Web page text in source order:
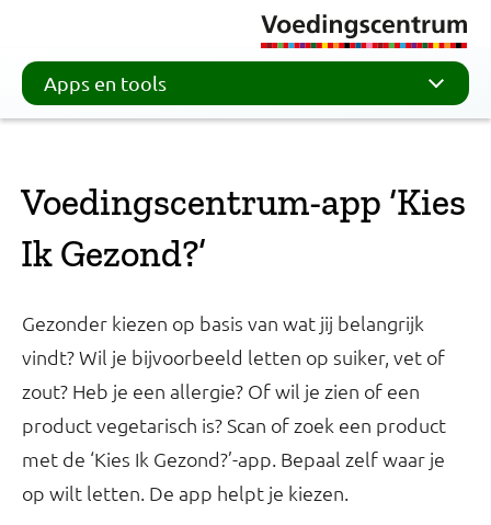
Apps en tools
Voedingscentrum-app ‘Kies
Ik Gezond?’
Gezonder kiezen op basis van wat jij belangrijk
vindt? Wil je bijvoorbeeld letten op suiker, vet of
zout? Heb je een allergie? Of wil je zien of een
product vegetarisch is? Scan of zoek een product
met de ‘Kies Ik Gezond?’-app. Bepaal zelf waar je
op wilt letten. De app helpt je kiezen.